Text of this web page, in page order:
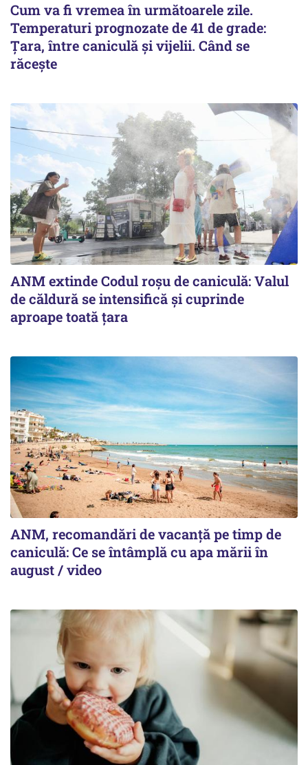
Cum va fi vremea în următoarele zile.
Temperaturi prognozate de 41 de grade:
Țara, între caniculă și vijelii. Când se
răcește
ANM extinde Codul roșu de caniculă: Valul
de căldură se intensifică și cuprinde
aproape toată țara
ANM, recomandări de vacanță pe timp de
caniculă: Ce se întâmplă cu apa mării în
august / video